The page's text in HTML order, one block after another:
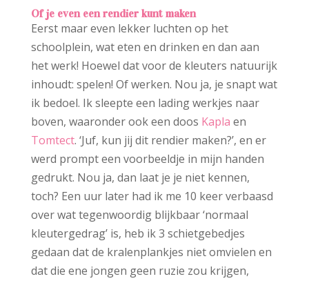
Of je even een rendier kunt maken
Eerst maar even lekker luchten op het
schoolplein, wat eten en drinken en dan aan
het werk! Hoewel dat voor de kleuters natuurijk
inhoudt: spelen! Of werken. Nou ja, je snapt wat
ik bedoel. Ik sleepte een lading werkjes naar
boven, waaronder ook een doos Kapla en
Tomtect. ‘Juf, kun jij dit rendier maken?’, en er
werd prompt een voorbeeldje in mijn handen
gedrukt. Nou ja, dan laat je je niet kennen,
toch? Een uur later had ik me 10 keer verbaasd
over wat tegenwoordig blijkbaar ‘normaal
kleutergedrag’ is, heb ik 3 schietgebedjes
gedaan dat de kralenplankjes niet omvielen en
dat die ene jongen geen ruzie zou krijgen,